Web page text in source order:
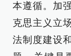
本遵循。加
克思主义立
法制度建设